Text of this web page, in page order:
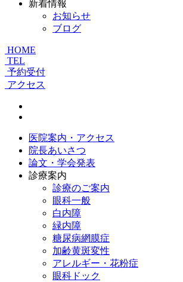
新着情報
お知らせ
ブログ
HOME
TEL
予約受付
アクセス
医院案内・アクセス
院長あいさつ
論文・学会発表
診療案内
診療のご案内
眼科一般
白内障
緑内障
糖尿病網膜症
加齢黄斑変性
アレルギー・花粉症
眼科ドック